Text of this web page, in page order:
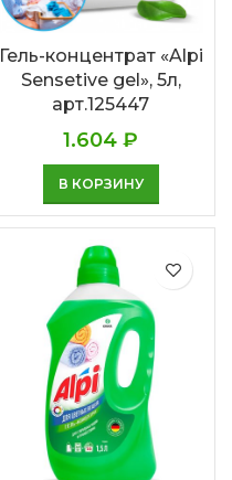
Гель-концентрат «Alpi
Sensetive gel», 5л,
арт.125447
1.604 ₽
В КОРЗИНУ